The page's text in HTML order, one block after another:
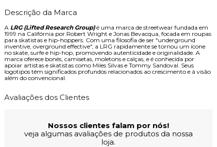
Descrição da Marca
A LRG (Lifted Research Group)é uma marca de streetwear fundada em
1999 na Califórnia por Robert Wright e Jonas Bevacqua, focada em roupas
para skatistas e hip-hoppers. Com uma filosofia de ser "underground
inventive, overground effective", a LRG rapidamente se tornou um ícone
no skate, surfe e hip-hop, promovendo autenticidade e originalidade. A
marca oferece bonés, camisetas, moletons e calças, e é conhecida por
apoiar artistas e skatistas como Miles Silvas e Tommy Sandoval. Seus
logotipos têm significados profundos relacionados ao crescimento e à visão
além do convencional.
Avaliações dos Clientes
Nossos clientes falam por nós!
veja algumas avaliações de produtos da nossa
loja.